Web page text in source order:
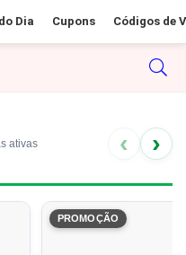
Dia Cupons Códigos de
ativas ‹ ›
PROMOÇÃO